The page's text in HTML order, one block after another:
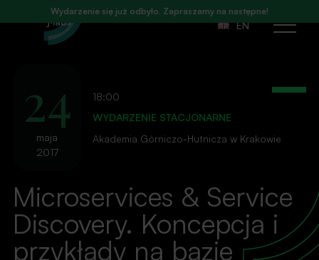
EN
Otwórz
24
maja
2017
18:00
WYDARZENIE STACJONARNE
Akademia Górniczo-Hutnicza w Krakowie
Microservices & Service
Discovery. Koncepcja i
przykłady na bazie
Wydarzenie się już odbyło. Zapraszamy na następne!